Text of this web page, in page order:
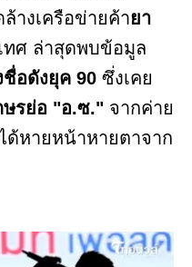
างเครือข่ายค้ายา
ทศ ล่าสุดพบข้อมูล
อดังยุค 90 ซึ่งเคย
ษรย่อ "อ.ซ." จากค่าย
ด้หายหน้าหายตาจาก